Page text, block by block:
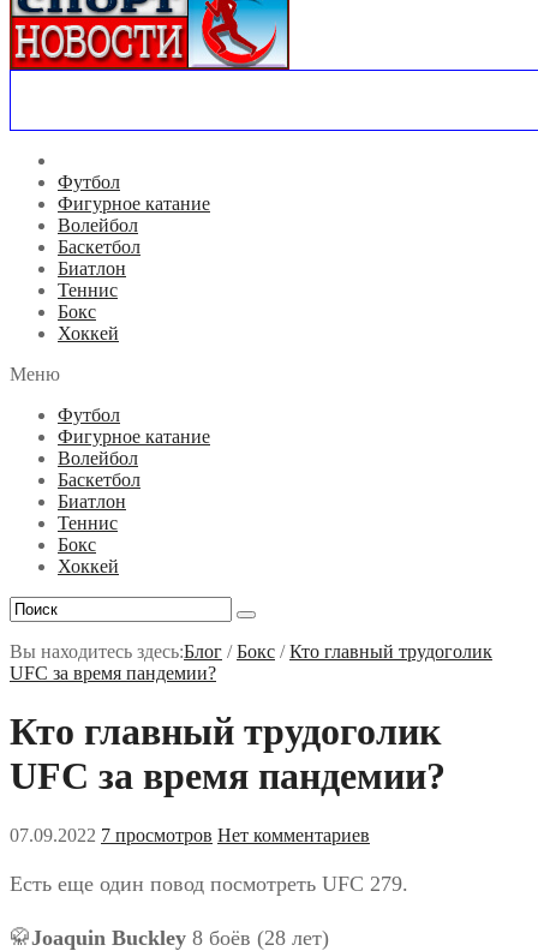
Футбол
Фигурное катание
Волейбол
Баскетбол
Биатлон
Теннис
Бокс
Хоккей
Меню
Футбол
Фигурное катание
Волейбол
Баскетбол
Биатлон
Теннис
Бокс
Хоккей
Вы находитесь здесь:Блог /Бокс /Кто главный трудоголик
UFC за время пандемии?
Кто главный трудоголик
UFC за время пандемии?
07.09.2022 7 просмотров Нет комментариев
Есть еще один повод посмотреть UFC 279.
🥋Joaquin Buckley 8 боёв (28 лет)